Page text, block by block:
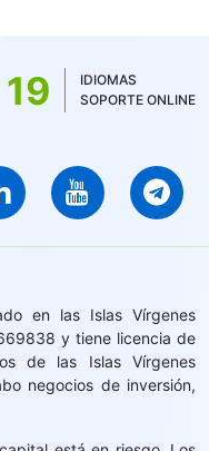
19
IDIOMAS
SOPORTE ONLINE
en las Islas Vírgenes
y tiene licencia de
de las Islas Vírgenes
negocios de inversión,